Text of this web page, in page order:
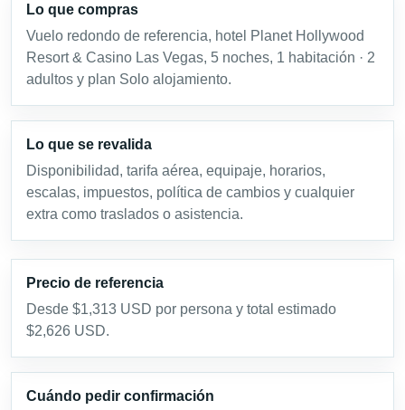
Lo que compras
Vuelo redondo de referencia, hotel Planet Hollywood
Resort & Casino Las Vegas, 5 noches, 1 habitación · 2
adultos y plan Solo alojamiento.
Lo que se revalida
Disponibilidad, tarifa aérea, equipaje, horarios,
escalas, impuestos, política de cambios y cualquier
extra como traslados o asistencia.
Precio de referencia
Desde $1,313 USD por persona y total estimado
$2,626 USD.
Cuándo pedir confirmación